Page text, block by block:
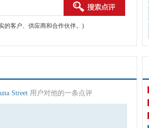
的客户、供应商和合作伙伴。)
Street 用户对他的一条点评